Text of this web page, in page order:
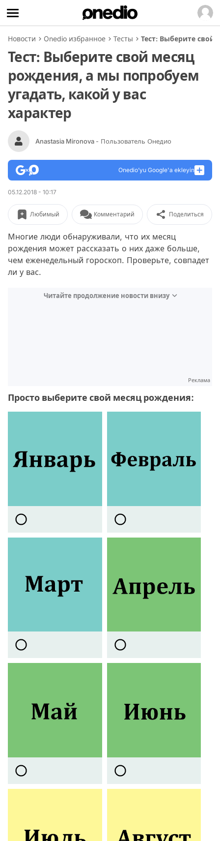
Новости Onedio избранное Тесты Тест: Выберите свой
Тест: Выберите свой месяц
рождения, а мы попробуем
угадать, какой у вас
характер
Anastasia Mironova - Пользователь Онедио
Onedio’yu Google'a ekleyin
05.12.2018 - 10:17
Любимый Комментарий Поделиться
Многие люди обнаруживали, что их месяц
рождения может рассказать о них даже больше,
чем еженедельный гороскоп. Проверьте, совпадет
ли у вас.
Читайте продолжение новости внизу
Реклама
Просто выберите свой месяц рождения: